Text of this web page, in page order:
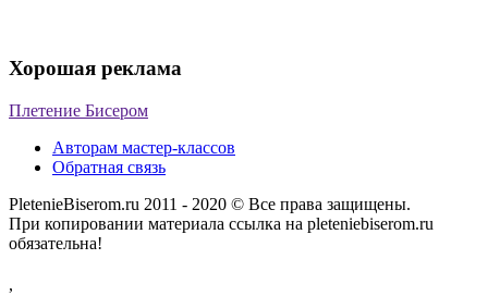
Хорошая реклама
Плетение Бисером
Авторам мастер-классов
Обратная связь
PletenieBiserom.ru 2011 - 2020 © Все права защищены.
При копировании материала ссылка на pleteniebiserom.ru
обязательна!
,